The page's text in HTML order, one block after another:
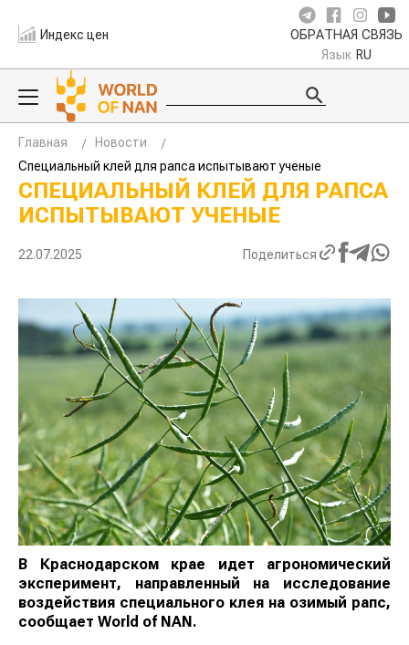
Индекс цен ОБРАТНАЯ СВЯЗЬ
Язык RU
Главная
Новости
Специальный клей для рапса испытывают ученые
СПЕЦИАЛЬНЫЙ КЛЕЙ ДЛЯ РАПСА
ИСПЫТЫВАЮТ УЧЕНЫЕ
22.07.2025 Поделиться
В Краснодарском крае идет агрономический
эксперимент, направленный на исследование
воздействия специального клея на озимый рапс,
сообщает World of NAN.